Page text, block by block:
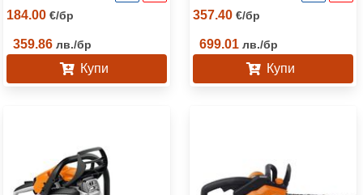
184.00 €/бр
359.86 лв./бр
Купи
357.40 €/бр
699.01 лв./бр
Купи